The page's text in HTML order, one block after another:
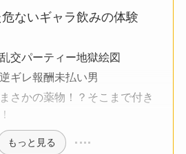
ないギャラ飲みの体験
交パーティー地獄絵図
ギレ報酬未払い男
さかの薬物！？そこまで付き
もっと見る